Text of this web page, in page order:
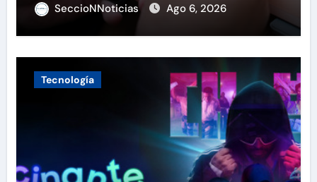
SeccioNNoticias Ago 6, 2026
Tecnología